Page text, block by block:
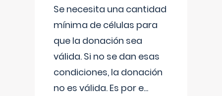
Se necesita una cantidad
mínima de células para
que la donación sea
válida. Si no se dan esas
condiciones, la donación
no es válida. Es por e...